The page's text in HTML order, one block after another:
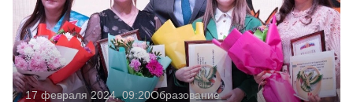
17 февраля 2024, 09:20Образование